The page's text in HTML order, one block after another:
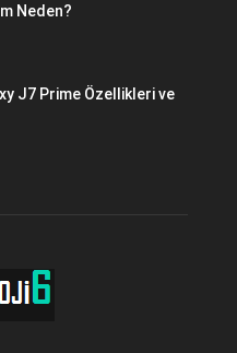
Neden?
J7 Prime Özellikleri ve